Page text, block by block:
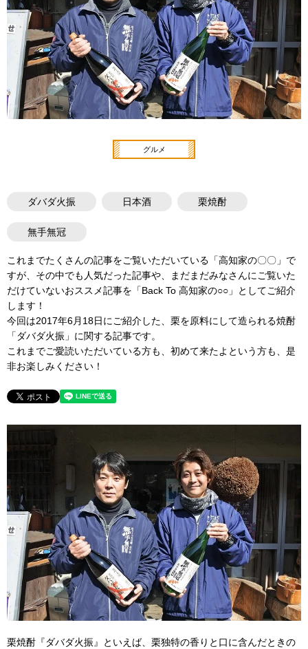
グルメ
ダバダ火振 日本酒 栗焼酎
無手無冠
これまでたくさんの記事をご覧いただいている「高知家の〇〇」で
すが、その中でも人気だった記事や、まだまだみなさんにご覧いた
だけていないおススメ記事を「Back To 高知家の○○」としてご紹介
します！
今回は2017年6月18日にご紹介した、栗を原料にして造られる焼酎
「ダバダ火振」に関する記事です。
これまでご愛読いただいている方も、初めて来たよという方も、是
非お楽しみください！
栗焼酎『ダバダ火振』といえば、栗独特の香りと口に含んだときの